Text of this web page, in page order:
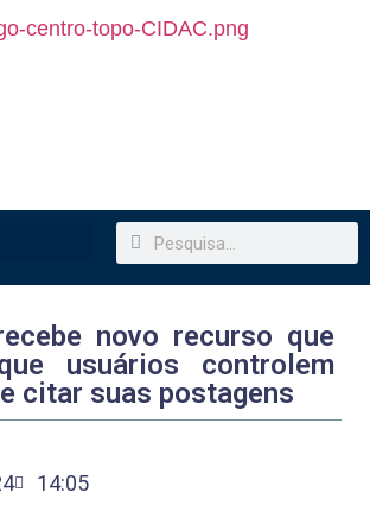
novo recurso que
usuários controlem
citar suas postagens
14:05